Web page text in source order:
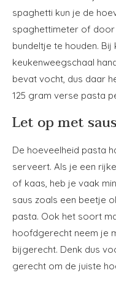
spaghetti kun je de
spaghettimeter of
bundeltje te houden.
keukenweegschaal
bevat vocht, dus daar
125 gram verse pasta
Let op met
De hoeveelheid pasta
serveert. Als je een
of kaas, heb je vaak
saus zoals een beetje
pasta. Ook het soort
hoofdgerecht neem je
bijgerecht. Denk dus
gerecht om de juiste